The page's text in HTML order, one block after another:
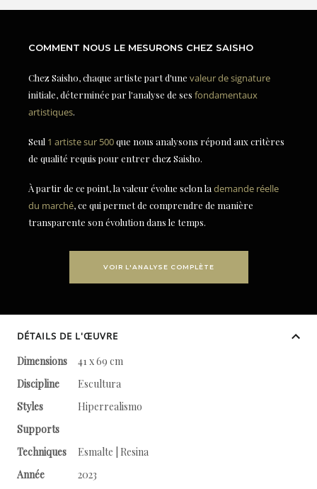
COMMENT NOUS LE MESURONS CHEZ SAISHO
Chez Saisho, chaque artiste part d'une valeur de signature
initiale, déterminée par l'analyse de ses fondamentaux
artistiques.
Seul 1 artiste sur 500que nous analysons répond aux critères
de qualité requis pour entrer chez Saisho.
À partir de ce point, la valeur évolue selon la demande réelle
du marché, ce qui permet de comprendre de manière
transparente son évolution dans le temps.
VOIR L'ANALYSE COMPLÈTE
DÉTAILS DE L'ŒUVRE
Dimensions
41 x 69 cm
Discipline
Escultura
Styles
Hiperrealismo
Supports
Techniques
Esmalte | Resina
Année
2023